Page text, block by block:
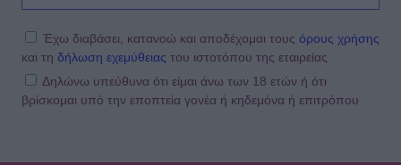
Έχω διαβάσει, κατανοώ και αποδέχομαι τους όρους χρήσης
και τη δήλωση εχεμύθειας του ιστοτόπου της εταιρείας
Δηλώνω υπεύθυνα ότι είμαι άνω των 18 ετών ή ότι
βρίσκομαι υπό την εποπτεία γονέα ή κηδεμόνα ή επιτρόπου